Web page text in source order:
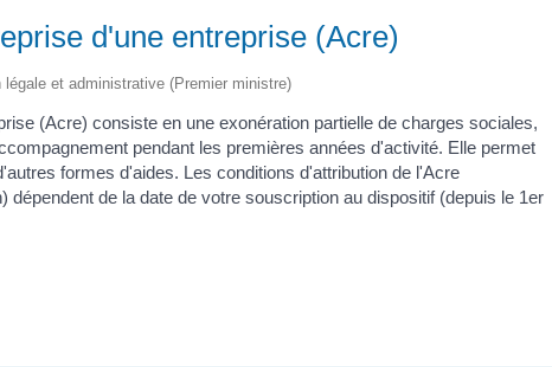
d'une entreprise (Acre)
et administrative (Premier ministre)
(Acre) consiste en une exonération partielle de charges sociales,
pendant les premières années d'activité. Elle permet
formes d'aides. Les conditions d'attribution de l'Acre
dépendent de la date de votre souscription au dispositif (depuis le 1er